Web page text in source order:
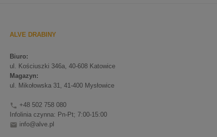
ALVE DRABINY
Biuro:
ul. Kościuszki 346a, 40-608 Katowice
Magazyn:
ul. Mikołowska 31, 41-400 Mysłowice
 +48 502 758 080
Infolinia czynna: Pn-Pt; 7:00-15:00
 info@alve.pl